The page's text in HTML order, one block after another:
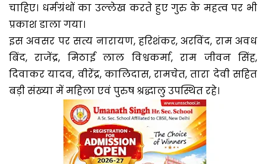
चाहिए। धर्मग्रंथों का उल्लेख करते हुए गुरु के महत्व पर भी
प्रकाश डाला गया।
इस अवसर पर सत्य नारायण, हरिशंकर, अरविंद, राम अवध
बिंद, राजेंद्र, मिठाई लाल विश्वकर्मा, राम जीवन सिंह,
दिवाकर यादव, वीरेंद्र, कालिदास, रामचेत, तारा देवी सहित
बड़ी संख्या में महिला एवं पुरुष श्रद्धालु उपस्थित रहे।